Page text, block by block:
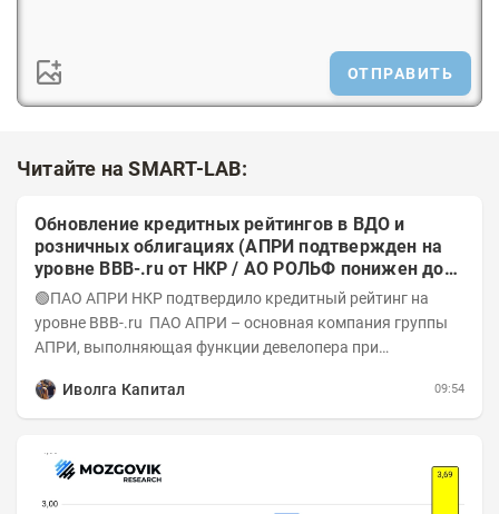
ОТПРАВИТЬ
Читайте на SMART-LAB:
Обновление кредитных рейтингов в ВДО и
розничных облигациях (АПРИ подтвержден на
уровне BBB-.ru от НКР / АО РОЛЬФ понижен до
А-(RU) / Элит Строй присвоен на уровне BBB.ru)
🟢ПАО АПРИ НКР подтвердило кредитный рейтинг на
уровне BBB-.ru ПАО АПРИ – основная компания группы
АПРИ, выполняющая функции девелопера при
Иволга Капитал
09:54